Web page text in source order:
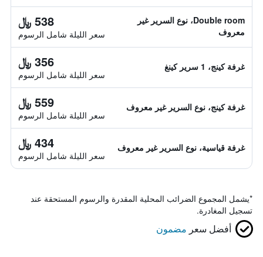
Double room، نوع السرير غير
معروف
538 ﷼
سعر الليلة شامل الرسوم
غرفة كينج، 1 سرير كينغ 356 ﷼
سعر الليلة شامل الرسوم
غرفة كينج، نوع السرير غير معروف 559 ﷼
سعر الليلة شامل الرسوم
غرفة قياسية، نوع السرير غير معروف 434 ﷼
سعر الليلة شامل الرسوم
*يشمل المجموع الضرائب المحلية المقدرة والرسوم المستحقة عند
تسجيل المغادرة.
أفضل سعر مضمون